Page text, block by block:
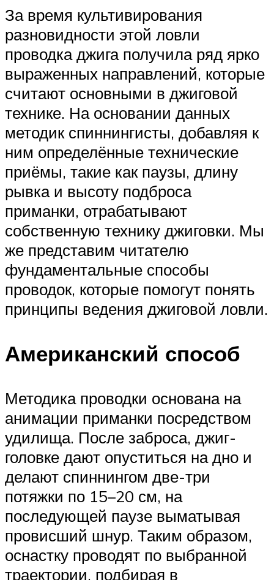
За время культивирования
разновидности этой ловли
проводка джига получила ряд ярко
выраженных направлений, которые
считают основными в джиговой
технике. На основании данных
методик спиннингисты, добавляя к
ним определённые технические
приёмы, такие как паузы, длину
рывка и высоту подброса
приманки, отрабатывают
собственную технику джиговки. Мы
же представим читателю
фундаментальные способы
проводок, которые помогут понять
принципы ведения джиговой ловли.
Американский способ
Методика проводки основана на
анимации приманки посредством
удилища. После заброса, джиг-
головке дают опуститься на дно и
делают спиннингом две-три
потяжки по 15–20 см, на
последующей паузе выматывая
провисший шнур. Таким образом,
оснастку проводят по выбранной
траектории, подбирая в